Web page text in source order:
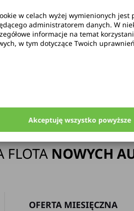
Bezpłatne
FLOTANOWYCH
OFERTA MIESIĘCZNA
w celach wyżej wymienionych jest
administratorem danych. W
informacje na temat
w tym dotyczące Twoich
Akceptuję wszystko powyższe